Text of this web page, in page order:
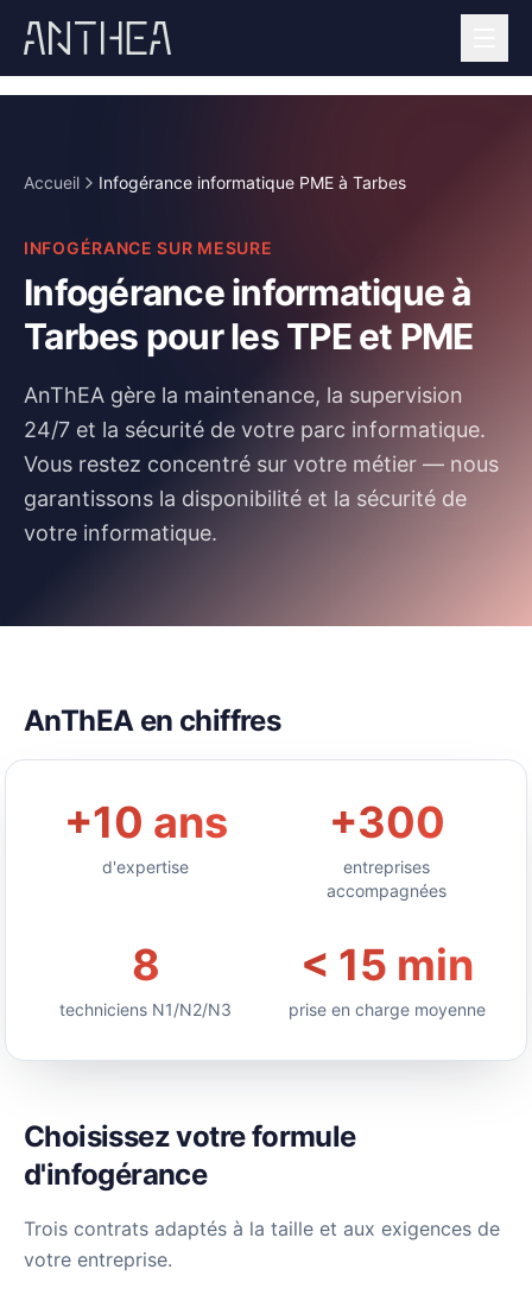
Accueil Infogérance informatique PME à Tarbes
INFOGÉRANCE SUR MESURE
Infogérance informatique à
Tarbes pour les TPE et PME
AnThEA gère la maintenance, la supervision
24/7 et la sécurité de votre parc informatique.
Vous restez concentré sur votre métier — nous
garantissons la disponibilité et la sécurité de
votre informatique.
AnThEA en chiffres
+10 ans
d'expertise
+300
entreprises
accompagnées
8
techniciens N1/N2/N3
< 15 min
prise en charge moyenne
Choisissez votre formule
d'infogérance
Trois contrats adaptés à la taille et aux exigences de
votre entreprise.